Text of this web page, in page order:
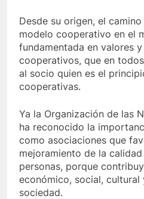
Desde su origen, el
modelo cooperativo en el
fundamentada en valores
cooperativos, que en
al socio quien es el
cooperativas.
Ya la Organización de las
ha reconocido la
como asociaciones que
mejoramiento de la
personas, porque
económico, social,
sociedad.